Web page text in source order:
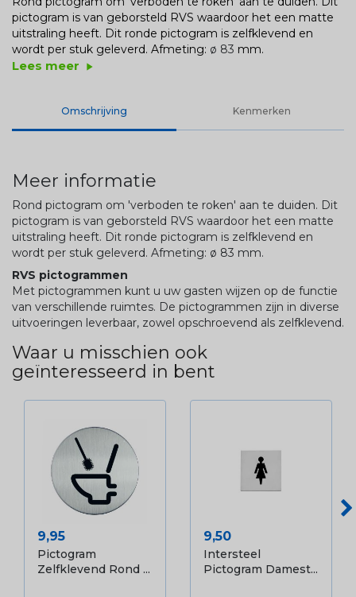
pictogram is van geborsteld RVS waardoor het een matte
uitstraling heeft. Dit ronde pictogram is zelfklevend en
wordt per stuk geleverd. Afmeting: ø 83 mm.
Lees meer play_arrow
Omschrijving Kenmerken
Meer informatie
Rond pictogram om 'verboden te roken' aan te duiden. Dit
pictogram is van geborsteld RVS waardoor het een matte
uitstraling heeft. Dit ronde pictogram is zelfklevend en
wordt per stuk geleverd. Afmeting: ø 83 mm.
RVS pictogrammen
Met pictogrammen kunt u uw gasten wijzen op de functie
van verschillende ruimtes. De pictogrammen zijn in diverse
uitvoeringen leverbaar, zowel opschroevend als zelfklevend.
Waar u misschien ook
geïnteresseerd in bent
Prijs
9,95
Pictogram
Zelfklevend Rond ...
Prijs
9,50
Intersteel
Pictogram Damest...